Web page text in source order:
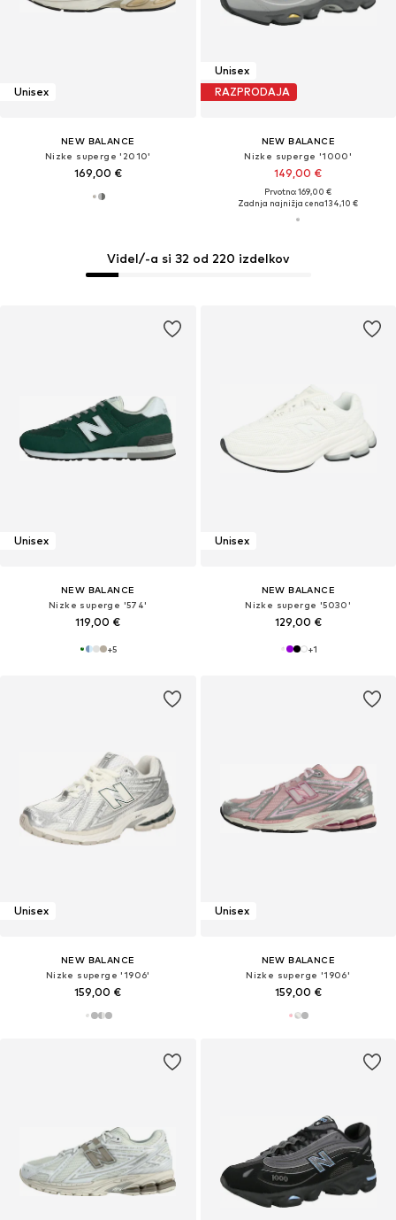
Unisex
NEW BALANCE
Nizke superge '2010'
169,00 €
Unisex
RAZPRODAJA
NEW BALANCE
Nizke superge '1000'
149,00 €
Prvotno: 169,00 €
Zadnja najnižja cena134,10 €
Videl/-a si 32 od 220 izdelkov
Unisex
NEW BALANCE
Nizke superge '574'
119,00 €
+5
Unisex
NEW BALANCE
Nizke superge '5030'
129,00 €
+1
Unisex
NEW BALANCE
Nizke superge '1906'
159,00 €
Unisex
NEW BALANCE
Nizke superge '1906'
159,00 €